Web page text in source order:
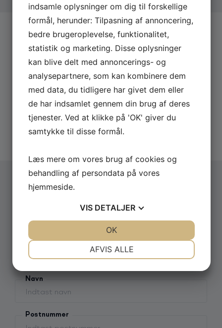
Som tidligere USA-korrespondent, Sydasien- og
Mellemøsten-korrespondent, Asien-korrespondent
og Afghanistan-korrespondent har Philip Khokhar
boet og arbejdet i blandt andet Washington,
Shanghai, Beijing, Kabul og Islamabad. Erfaringerne
fra disse år giver ham et unikt perspektiv på globale
magtforskydninger, kulturmøder og internationale
konflikter – og på hvordan verdens begivenheder
påvirker os herhjemme.
Med stor indsigt, nærvær og en stærk
formidlingsevne skaber Philip Khokhar perspektiver
Publikum går fra foredraget med ny viden, større
forståelse og et bredere perspektiv på de historier,
der præger vores fælles fremtid.
BOOK PHILIP KHOKHAR
Send os en uforpligtende forespørgsel på Philip
Khokhar og få lynhurtigt svar på eksempelvis
pris og dato.
Derfor skal du booke via os:
Hurtigt svar på forespørgsler
20 års erfaring med booking
Altid uforpligtende forespørgsel
Privat
Firmanavn
Navn
Postnummer
indsamle oplysninger om dig til forskellige
formål, herunder: Tilpasning af annoncering,
bedre brugeroplevelse, funktionalitet,
statistik og marketing. Disse oplysninger
kan blive delt med annoncerings- og
analysepartnere, som kan kombinere dem
med data, du tidligere har givet dem eller
de har indsamlet gennem din brug af deres
tjenester. Ved at klikke på 'OK' giver du
samtykke til disse formål.
Læs mere om vores brug af cookies og
behandling af persondata på vores
hjemmeside.
VIS DETALJER
AFVIS ALLE
OK